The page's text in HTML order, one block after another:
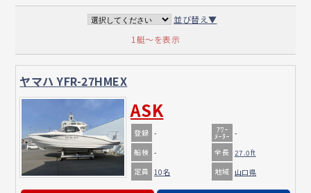
並び替え▼
1艇～を表示
ヤマハ YFR-27HMEX
ASK
登録 - ｱﾜｰ
ﾒｰﾀｰ -
船検 - 全長 27.0ft
定員 10名 地域 山口県